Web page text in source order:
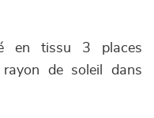
en tissu 3 places
rayon de soleil dans